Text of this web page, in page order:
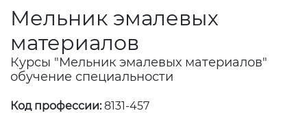
Мельник эмалевых
материалов
Курсы "Мельник эмалевых материалов"
обучение специальности
Код профессии:8131-457